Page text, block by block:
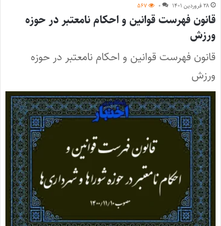
۲۸ فروردین ۱۴۰۱ ۰ ۵۶۷
قانون فهرست قوانین و احکام نامعتبر در حوزه
ورزش
قانون فهرست قوانين و احکام نامعتبر در حوزه
ورزش